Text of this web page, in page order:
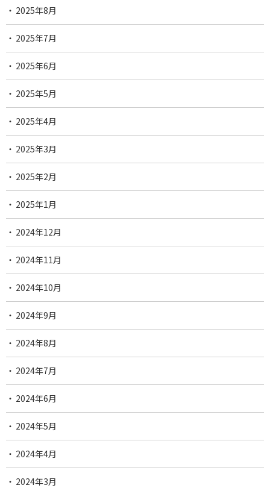
2025年8月
2025年7月
2025年6月
2025年5月
2025年4月
2025年3月
2025年2月
2025年1月
2024年12月
2024年11月
2024年10月
2024年9月
2024年8月
2024年7月
2024年6月
2024年5月
2024年4月
2024年3月